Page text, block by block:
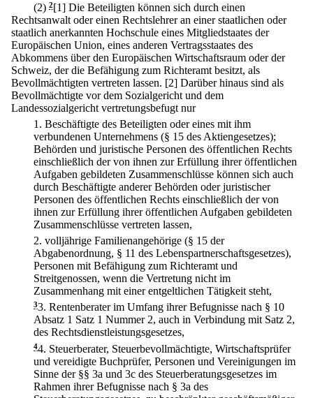
(2) 2[1] Die Beteiligten können sich durch einen
Rechtsanwalt oder einen Rechtslehrer an einer staatlichen oder
staatlich anerkannten Hochschule eines Mitgliedstaates der
Europäischen Union, eines anderen Vertragsstaates des
Abkommens über den Europäischen Wirtschaftsraum oder der
Schweiz, der die Befähigung zum Richteramt besitzt, als
Bevollmächtigten vertreten lassen. [2] Darüber hinaus sind als
Bevollmächtigte vor dem Sozialgericht und dem
Landessozialgericht vertretungsbefugt nur
1. Beschäftigte des Beteiligten oder eines mit ihm
verbundenen Unternehmens (§ 15 des Aktiengesetzes);
Behörden und juristische Personen des öffentlichen Rechts
einschließlich der von ihnen zur Erfüllung ihrer öffentlichen
Aufgaben gebildeten Zusammenschlüsse können sich auch
durch Beschäftigte anderer Behörden oder juristischer
Personen des öffentlichen Rechts einschließlich der von
ihnen zur Erfüllung ihrer öffentlichen Aufgaben gebildeten
Zusammenschlüsse vertreten lassen,
2. volljährige Familienangehörige (§ 15 der
Abgabenordnung, § 11 des Lebenspartnerschaftsgesetzes),
Personen mit Befähigung zum Richteramt und
Streitgenossen, wenn die Vertretung nicht im
Zusammenhang mit einer entgeltlichen Tätigkeit steht,
33. Rentenberater im Umfang ihrer Befugnisse nach § 10
Absatz 1 Satz 1 Nummer 2, auch in Verbindung mit Satz 2,
des Rechtsdienstleistungsgesetzes,
44. Steuerberater, Steuerbevollmächtigte, Wirtschaftsprüfer
und vereidigte Buchprüfer, Personen und Vereinigungen im
Sinne der §§ 3a und 3c des Steuerberatungsgesetzes im
Rahmen ihrer Befugnisse nach § 3a des